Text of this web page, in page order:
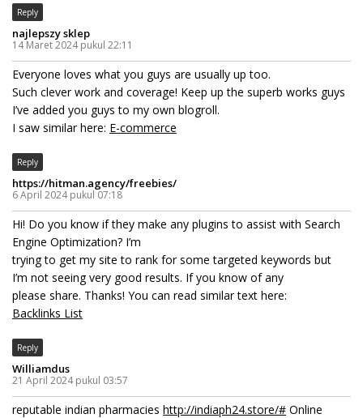
Reply
najlepszy sklep
14 Maret 2024 pukul 22:11
Everyone loves what you guys are usually up too.
Such clever work and coverage! Keep up the superb works guys
I’ve added you guys to my own blogroll.
I saw similar here: E-commerce
Reply
https://hitman.agency/freebies/
6 April 2024 pukul 07:18
Hi! Do you know if they make any plugins to assist with Search
Engine Optimization? I’m
trying to get my site to rank for some targeted keywords but
I’m not seeing very good results. If you know of any
please share. Thanks! You can read similar text here:
Backlinks List
Reply
Williamdus
21 April 2024 pukul 03:57
reputable indian pharmacies http://indiaph24.store/# Online